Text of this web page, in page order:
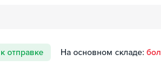
отправке На основном складе: